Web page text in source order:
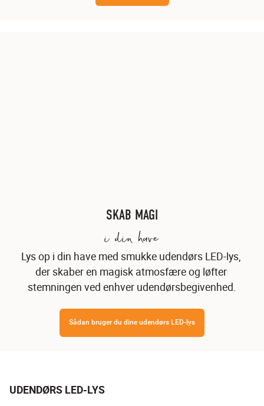
SKAB MAGI
i din have
Lys op i din have med smukke udendørs LED-lys,
der skaber en magisk atmosfære og løfter
stemningen ved enhver udendørsbegivenhed.
Sådan bruger du dine udendørs LED-lys
UDENDØRS LED-LYS